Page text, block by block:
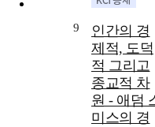
storing system
and the
functional
system. This
article
elaborates on
the roles of the
two systems
9
인간의 경
제적, 도덕
적 그리고
종교적 차
원 - 애덤
미스의 경